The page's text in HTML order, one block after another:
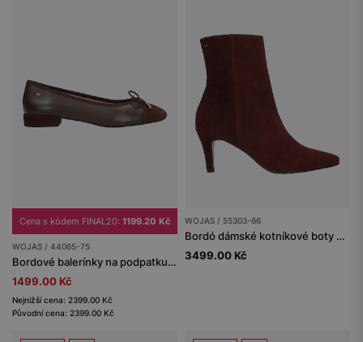
Cena s kódem FINAL20: 1199.20 Kč
WOJAS / 44065-75
Bordové balerínky na podpatku s kontrastní špičkou ze semiše
1499.00 Kč
Nejnižší cena: 2399.00 Kč
Původní cena: 2399.00 Kč
WOJAS / 55303-66
Bordó dámské kotníkové boty na nízkém podpatku
3499.00 Kč